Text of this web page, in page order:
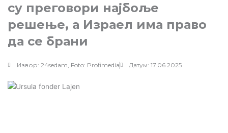
су преговори најбоље
решење, а Израел има право
да се брани
Извор: 24sedam, Foto: Profimedia Датум: 17.06.2025